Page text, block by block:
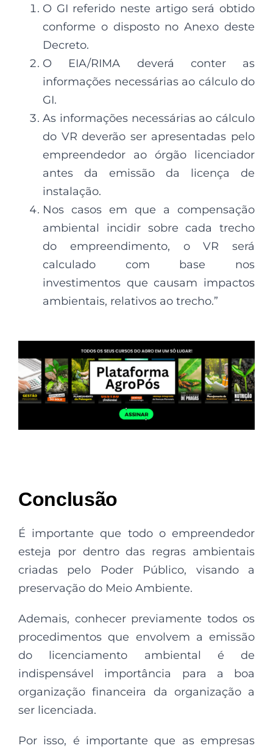
O GI referido neste artigo será obtido
conforme o disposto no Anexo deste
Decreto.
O EIA/RIMA deverá conter as
informações necessárias ao cálculo do
GI.
As informações necessárias ao cálculo
do VR deverão ser apresentadas pelo
empreendedor ao órgão licenciador
antes da emissão da licença de
instalação.
Nos casos em que a compensação
ambiental incidir sobre cada trecho
do empreendimento, o VR será
calculado com base nos
investimentos que causam impactos
ambientais, relativos ao trecho.”
Conclusão
É importante que todo o empreendedor
esteja por dentro das regras ambientais
criadas pelo Poder Público, visando a
preservação do Meio Ambiente.
Ademais, conhecer previamente todos os
procedimentos que envolvem a emissão
do licenciamento ambiental é de
indispensável importância para a boa
organização financeira da organização a
ser licenciada.
Por isso, é importante que as empresas